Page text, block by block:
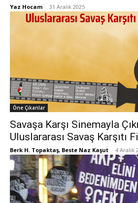
Yaz Hocam - 31 Aralık 2025
Öne Çıkanlar
Savaşa Karşı Sinemayla
Uluslararası Savaş Karşıtı
Berk H. Topaktaş, Beste Naz Kaşut - 4 Aralık